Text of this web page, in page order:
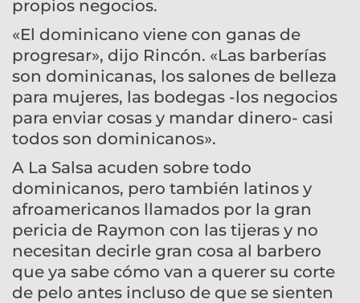
propios negocios.
«El dominicano viene con ganas de
progresar», dijo Rincón. «Las barberías
son dominicanas, los salones de belleza
para mujeres, las bodegas -los negocios
para enviar cosas y mandar dinero- casi
todos son dominicanos».
A La Salsa acuden sobre todo
dominicanos, pero también latinos y
afroamericanos llamados por la gran
pericia de Raymon con las tijeras y no
necesitan decirle gran cosa al barbero
que ya sabe cómo van a querer su corte
de pelo antes incluso de que se sienten